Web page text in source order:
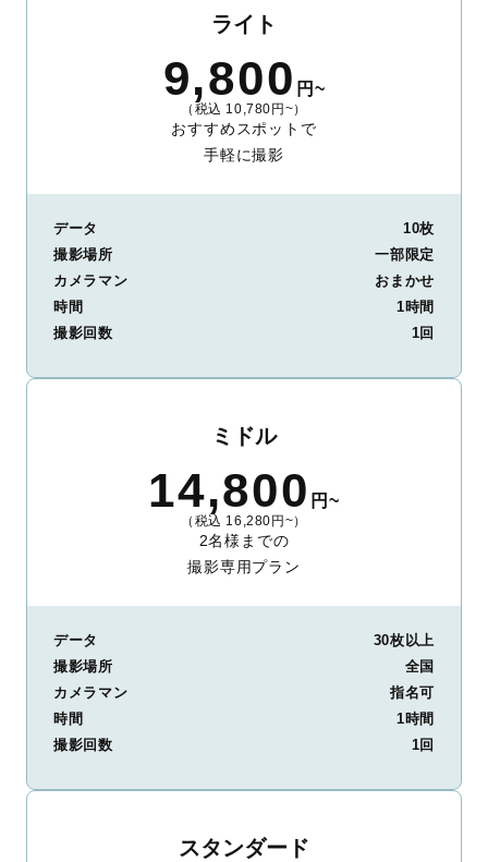
ライト
9,800 円~
（税込 10,780円~）
おすすめスポットで
手軽に撮影
データ
10枚
撮影場所
一部限定
カメラマン
おまかせ
時間
1時間
撮影回数
1回
ミドル
14,800 円~
（税込 16,280円~）
2名様までの
撮影専用プラン
データ
30枚以上
撮影場所
全国
カメラマン
指名可
時間
1時間
撮影回数
1回
スタンダード